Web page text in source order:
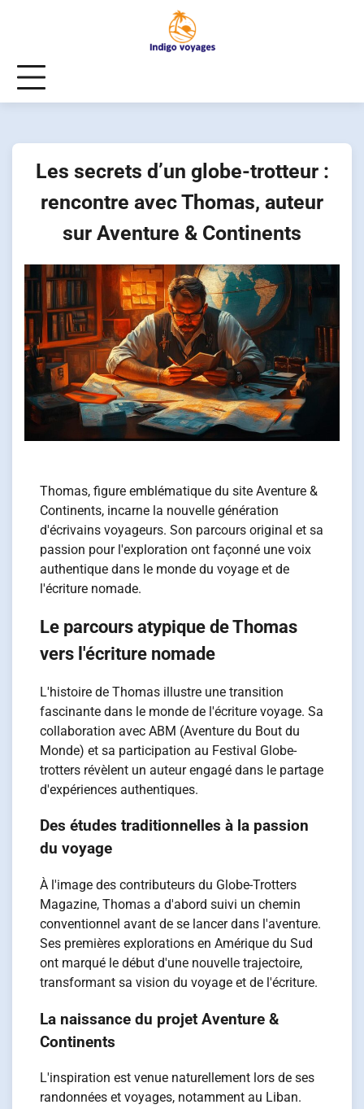
Les secrets d’un globe-trotteur :
rencontre avec Thomas, auteur
sur Aventure & Continents
Thomas, figure emblématique du site Aventure &
Continents, incarne la nouvelle génération
d'écrivains voyageurs. Son parcours original et sa
passion pour l'exploration ont façonné une voix
authentique dans le monde du voyage et de
l'écriture nomade.
Le parcours atypique de Thomas
vers l'écriture nomade
L'histoire de Thomas illustre une transition
fascinante dans le monde de l'écriture voyage. Sa
collaboration avec ABM (Aventure du Bout du
Monde) et sa participation au Festival Globe-
trotters révèlent un auteur engagé dans le partage
d'expériences authentiques.
Des études traditionnelles à la passion
du voyage
À l'image des contributeurs du Globe-Trotters
Magazine, Thomas a d'abord suivi un chemin
conventionnel avant de se lancer dans l'aventure.
Ses premières explorations en Amérique du Sud
ont marqué le début d'une nouvelle trajectoire,
transformant sa vision du voyage et de l'écriture.
La naissance du projet Aventure &
Continents
L'inspiration est venue naturellement lors de ses
randonnées et voyages, notamment au Liban.